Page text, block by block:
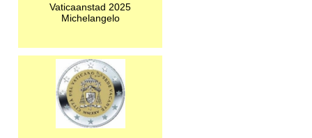
Vaticaanstad 2025
Michelangelo